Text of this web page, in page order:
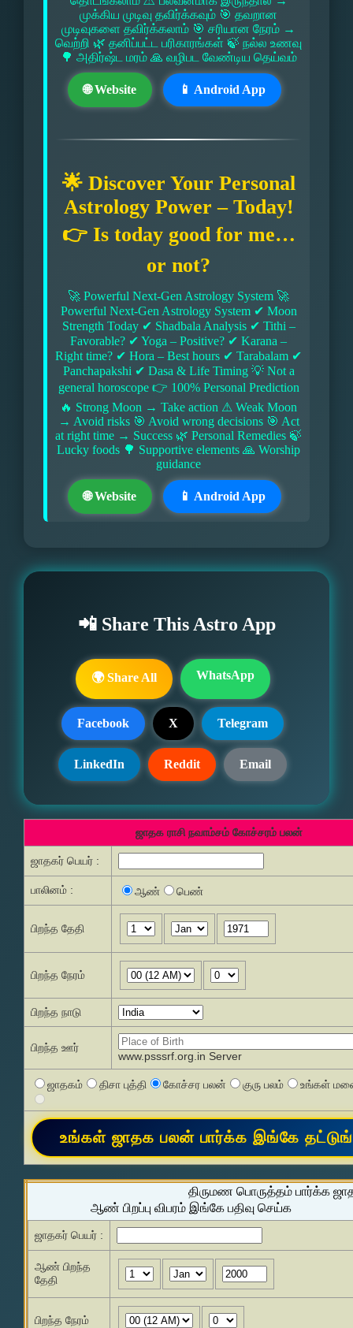
முக்கிய முடிவு தவிர்க்கவும் 🎯 தவறான
முடிவுகளை தவிர்க்கலாம் 🎯 சரியான நேரம் →
வெற்றி 🌿 தனிப்பட்ட பரிகாரங்கள் 🍃 நல்ல உணவு
🌳 அதிர்ஷ்ட மரம் 🙏 வழிபட வேண்டிய தெய்வம்
🌐 Website 📱 Android App
🌟 Discover Your Personal
Astrology Power – Today!
👉 Is today good for me…
or not?
🚀 Powerful Next-Gen Astrology System 🚀
Powerful Next-Gen Astrology System ✔ Moon
Strength Today ✔ Shadbala Analysis ✔ Tithi –
Favorable? ✔ Yoga – Positive? ✔ Karana –
Right time? ✔ Hora – Best hours ✔ Tarabalam ✔
Panchapakshi ✔ Dasa & Life Timing 💡 Not a
general horoscope 👉 100% Personal Prediction
🔥 Strong Moon → Take action ⚠ Weak Moon
→ Avoid risks 🎯 Avoid wrong decisions 🎯 Act
at right time → Success 🌿 Personal Remedies 🍃
Lucky foods 🌳 Supportive elements 🙏 Worship
guidance
🌐 Website 📱 Android App
📲 Share This Astro App
🌍 Share All WhatsApp
Facebook X Telegram
LinkedIn Reddit Email
ஜாதக ராசி நவாம்சம் கோச்சரம் பலன்
ஜாதகர் பெயர் :
பாலினம் : ஆண் பெண்
பிறந்த தேதி
பிறந்த நேரம்
பிறந்த நாடு
பிறந்த ஊர்
www.psssrf.org.in Server
ஜாதகம் திசா புத்தி கோச்சர பலன் குரு பலம் உங்கள்
திருமண பொருத்தம் பார்க்க
ஆண் பிறப்பு விபரம் இங்கே பதிவு செய்க
ஜாதகர் பெயர் :
ஆண் பிறந்த
தேதி
பிறந்த நேரம்